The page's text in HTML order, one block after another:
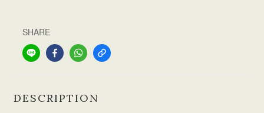
SHARE
DESCRIPTION